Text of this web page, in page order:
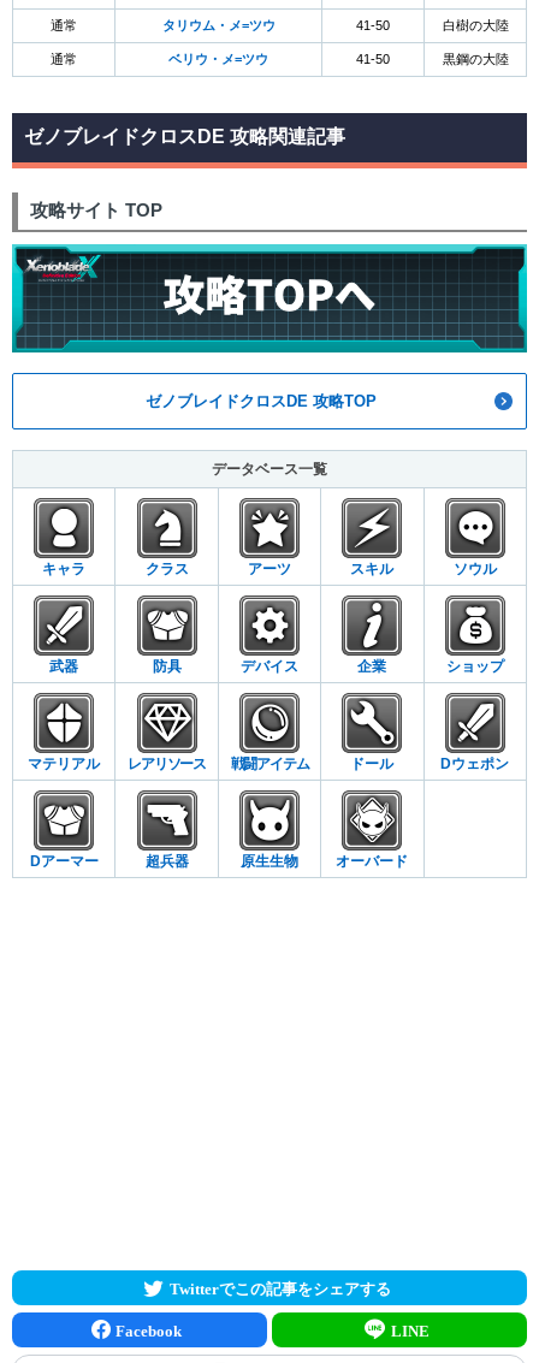
通常 タリウム・メ=ツウ 41-50 白樹の大陸
通常 ベリウ・メ=ツウ 41-50 黒鋼の大陸
ゼノブレイドクロスDE 攻略関連記事
攻略サイト TOP
ゼノブレイドクロスDE 攻略TOP
データベース一覧
キャラ クラス アーツ スキル ソウル
武器 防具 デバイス 企業 ショップ
マテリアル レアリソース 戦闘アイテム ドール Dウェポン
Dアーマー 超兵器 原生生物 オーバード
Twitterでこの記事をシェアする
Facebook LINE